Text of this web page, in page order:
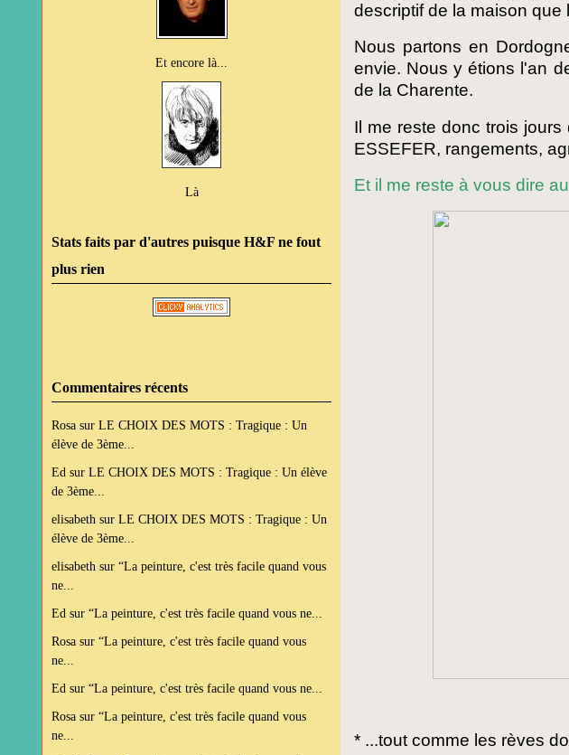
Et encore là...
Là
Stats faits par d'autres puisque H&F ne fout
plus rien
Commentaires récents
Rosa sur LE CHOIX DES MOTS : Tragique : Un
élève de 3ème...
Ed sur LE CHOIX DES MOTS : Tragique : Un élève
de 3ème...
elisabeth sur LE CHOIX DES MOTS : Tragique : Un
élève de 3ème...
elisabeth sur “La peinture, c'est très facile quand vous
ne...
Ed sur “La peinture, c'est très facile quand vous ne...
Rosa sur “La peinture, c'est très facile quand vous
ne...
Ed sur “La peinture, c'est très facile quand vous ne...
Rosa sur “La peinture, c'est très facile quand vous
ne...
descriptif de la maison que
Nous partons en
envie. Nous y étions l'an
de la Charente.
Il me reste donc trois
ESSEFER, rangements,
Et il me reste à vous dire
* ...tout comme les rèves